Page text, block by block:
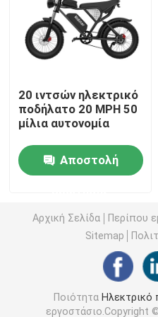
Ηλεκτρικό ποδήλατο
Ηλεκτρικό ποδήλατο
δίπλωμα του
Ηλεκτρικό ποδήλατο
Ηλεκτρικό ποδήλατο
Ηλεκτρικό ποδήλατο
20 ιντσών ηλεκτρικό
20 ιντσών ηλεκτρικό
ποδήλατο 20 MPH 50
μίλια αυτονομία
Αποστολή
Αρχική Σελίδα Περίπου
Sitemap
Ποιότητα Ηλεκτρικό
εργοστάσιο.Copyright